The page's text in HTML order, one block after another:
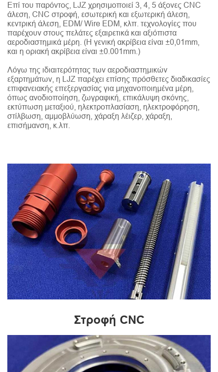
Επί του παρόντος, LJZ χρησιμοποιεί 3, 4, 5 άξονες CNC
άλεση, CNC στροφή, εσωτερική και εξωτερική άλεση,
κεντρική άλεση, EDM/ Wire EDM, κλπ. τεχνολογίες που
παρέχουν στους πελάτες εξαιρετικά και αξιόπιστα
αεροδιαστημικά μέρη. (Η γενική ακρίβεια είναι ±0,01mm,
και η οριακή ακρίβεια είναι ±0.001mm.)
Λόγω της ιδιαιτερότητας των αεροδιαστημικών
εξαρτημάτων, η LJZ παρέχει επίσης πρόσθετες διαδικασίες
επιφανειακής επεξεργασίας για μηχανοποιημένα μέρη,
όπως ανοδιοποίηση, ζωγραφική, επικάλυψη σκόνης,
εκτύπωση μεταξιού, ηλεκτροπλασίαση, ηλεκτροφόρηση,
στίλβωση, αμμοβλύωση, χάραξη λέιζερ, χάραξη,
επισήμανση, κ.λπ.
Στροφή CNC